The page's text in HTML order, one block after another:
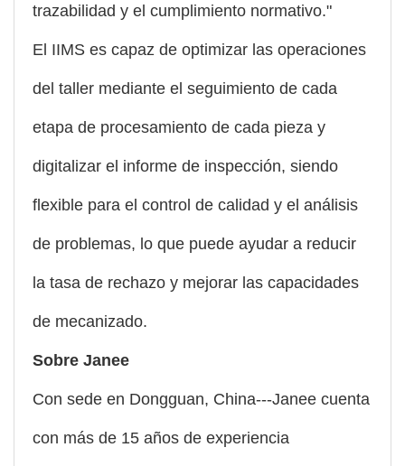
trazabilidad y el cumplimiento normativo."
El IIMS es capaz de optimizar las operaciones
del taller mediante el seguimiento de cada
etapa de procesamiento de cada pieza y
digitalizar el informe de inspección, siendo
flexible para el control de calidad y el análisis
de problemas, lo que puede ayudar a reducir
la tasa de rechazo y mejorar las capacidades
de mecanizado.
Sobre Janee
Con sede en Dongguan, China---Janee cuenta
con más de 15 años de experiencia